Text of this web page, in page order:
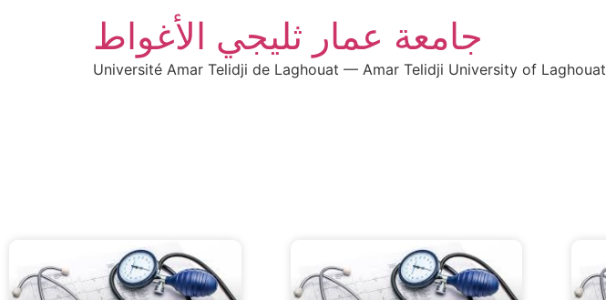
جامعة عمار ثليجي الأغواط
Université Amar Telidji de Laghouat — Amar Telidji University of Laghouat